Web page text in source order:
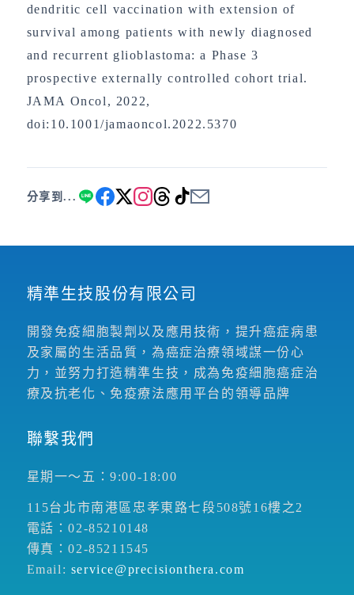
dendritic cell vaccination with extension of
survival among patients with newly diagnosed
and recurrent glioblastoma: a Phase 3
prospective externally controlled cohort trial.
JAMA Oncol, 2022,
doi:10.1001/jamaoncol.2022.5370
分享到...
精準生技股份有限公司
開發免疫細胞製劑以及應用技術，提升癌症病患
及家屬的生活品質，為癌症治療領域謀一份心
力，並努力打造精準生技，成為免疫細胞癌症治
療及抗老化、免疫療法應用平台的領導品牌
聯繫我們
星期一～五：9:00-18:00
115台北市南港區忠孝東路七段508號16樓之2
電話：02-85210148
傳真：02-85211545
Email: service@precisionthera.com